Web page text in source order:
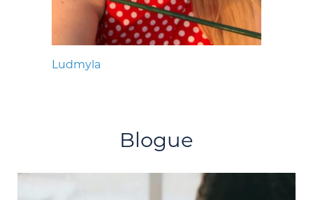
Ludmyla
Blogue